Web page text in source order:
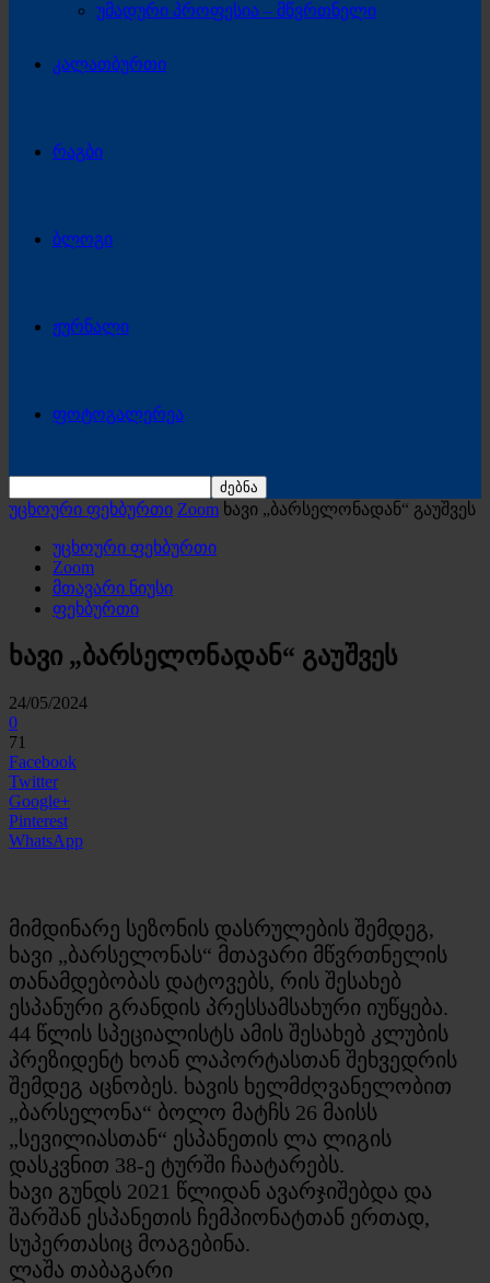
უმადური პროფესია – მწვრთნელი
კალათბურთი
რაგბი
ბლოგი
ჟურნალი
ფოტოგალერეა
უცხოური ფეხბურთი Zoom ხავი „ბარსელონადან“ გაუშვეს
უცხოური ფეხბურთი
Zoom
მთავარი ნიუსი
ფეხბურთი
ხავი „ბარსელონადან“ გაუშვეს
24/05/2024
0
71
Facebook
Twitter
Google+
Pinterest
WhatsApp
მიმდინარე სეზონის დასრულების შემდეგ,
ხავი „ბარსელონას“ მთავარი მწვრთნელის
თანამდებობას დატოვებს, რის შესახებ
ესპანური გრანდის პრესსამსახური იუწყება.
44 წლის სპეციალისტს ამის შესახებ კლუბის
პრეზიდენტ ხოან ლაპორტასთან შეხვედრის
შემდეგ აცნობეს. ხავის ხელმძღვანელობით
„ბარსელონა“ ბოლო მატჩს 26 მაისს
„სევილიასთან“ ესპანეთის ლა ლიგის
დასკვნით 38-ე ტურში ჩაატარებს.
ხავი გუნდს 2021 წლიდან ავარჯიშებდა და
შარშან ესპანეთის ჩემპიონატთან ერთად,
სუპერთასიც მოაგებინა.
ლაშა თაბაგარი